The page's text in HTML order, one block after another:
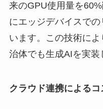
来のGPU使用量を
にエッジデバイスで
います。この技術に
治体でも生成AIを実装
クラウド連携による